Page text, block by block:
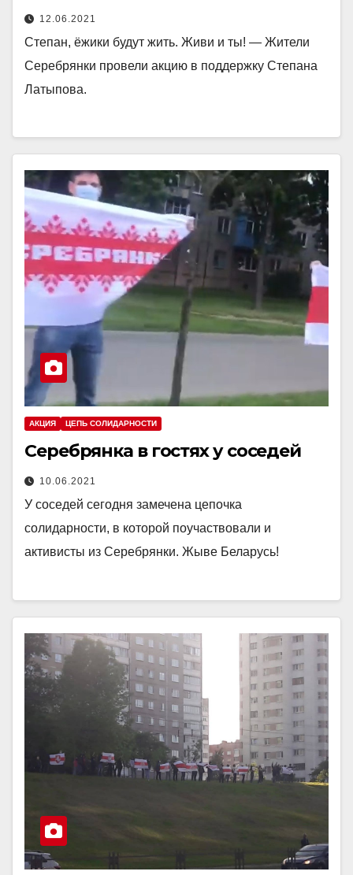
12.06.2021
Степан, ёжики будут жить. Живи и ты! — Жители
Серебрянки провели акцию в поддержку Степана
Латыпова.
АКЦИЯ ЦЕПЬ СОЛИДАРНОСТИ
Серебрянка в гостях у соседей
10.06.2021
У соседей сегодня замечена цепочка
солидарности, в которой поучаствовали и
активисты из Серебрянки. Жыве Беларусь!